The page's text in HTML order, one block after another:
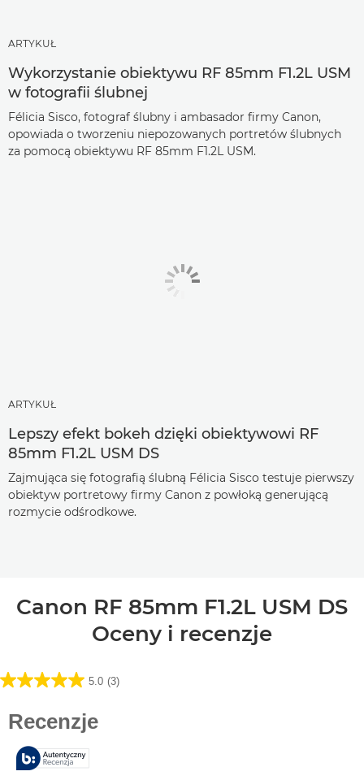
ARTYKUŁ
Wykorzystanie obiektywu RF 85mm F1.2L USM
w fotografii ślubnej
Félicia Sisco, fotograf ślubny i ambasador firmy Canon,
opowiada o tworzeniu niepozowanych portretów ślubnych
za pomocą obiektywu RF 85mm F1.2L USM.
ARTYKUŁ
Lepszy efekt bokeh dzięki obiektywowi RF
85mm F1.2L USM DS
Zajmująca się fotografią ślubną Félicia Sisco testuje pierwszy
obiektyw portretowy firmy Canon z powłoką generującą
rozmycie odśrodkowe.
Canon RF 85mm F1.2L USM DS
Oceny i recenzje
5.0 (3)
5.0
Recenzji